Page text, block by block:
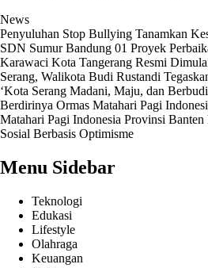
News
Penyuluhan Stop Bullying Tanamkan
SDN Sumur Bandung 01 Proyek
Karawaci Kota Tangerang Resmi
Serang, Walikota Budi Rustandi
‘Kota Serang Madani, Maju, dan
Berdirinya Ormas Matahari Pagi
Matahari Pagi Indonesia Provinsi
Sosial Berbasis Optimisme
Menu Sidebar
Teknologi
Edukasi
Lifestyle
Olahraga
Keuangan